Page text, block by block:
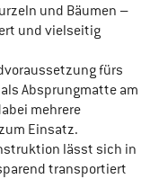
und Bäumen –
und vielseitig
fürs
Absprungmatte am
mehrere
Einsatz.
lässt sich in
transportiert